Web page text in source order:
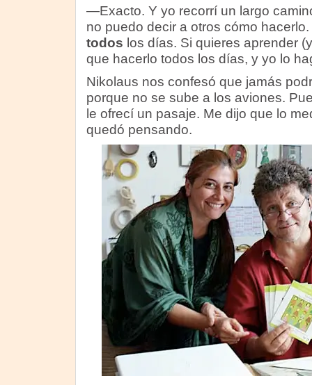
—Exacto. Y yo recorrí un largo
no puedo decir a otros cómo
todos los días. Si quieres aprender
que hacerlo todos los días, y yo lo
Nikolaus nos confesó que jamás
porque no se sube a los aviones.
le ofrecí un pasaje. Me dijo que lo
quedó pensando.